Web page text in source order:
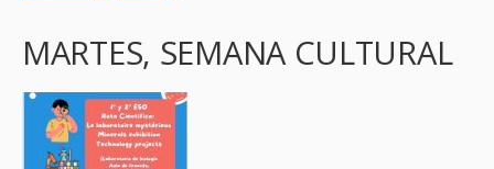
MARTES, SEMANA CULTURAL